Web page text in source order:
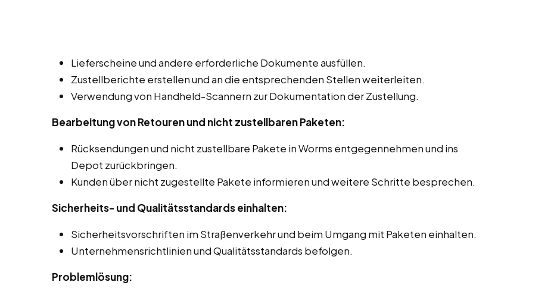
Lieferscheine und andere erforderliche Dokumente ausfüllen.
Zustellberichte erstellen und an die entsprechenden Stellen weiterleiten.
Verwendung von Handheld-Scannern zur Dokumentation der Zustellung.
Bearbeitung von Retouren und nicht zustellbaren Paketen:
Rücksendungen und nicht zustellbare Pakete in Worms entgegennehmen und ins
Depot zurückbringen.
Kunden über nicht zugestellte Pakete informieren und weitere Schritte besprechen.
Sicherheits- und Qualitätsstandards einhalten:
Sicherheitsvorschriften im Straßenverkehr und beim Umgang mit Paketen einhalten.
Unternehmensrichtlinien und Qualitätsstandards befolgen.
Problemlösung: